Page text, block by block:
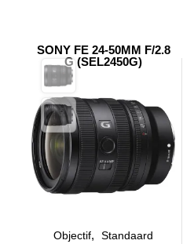
SONY FE 24-50MM F/2.8
G (SEL2450G)
Objectif,
Standaard